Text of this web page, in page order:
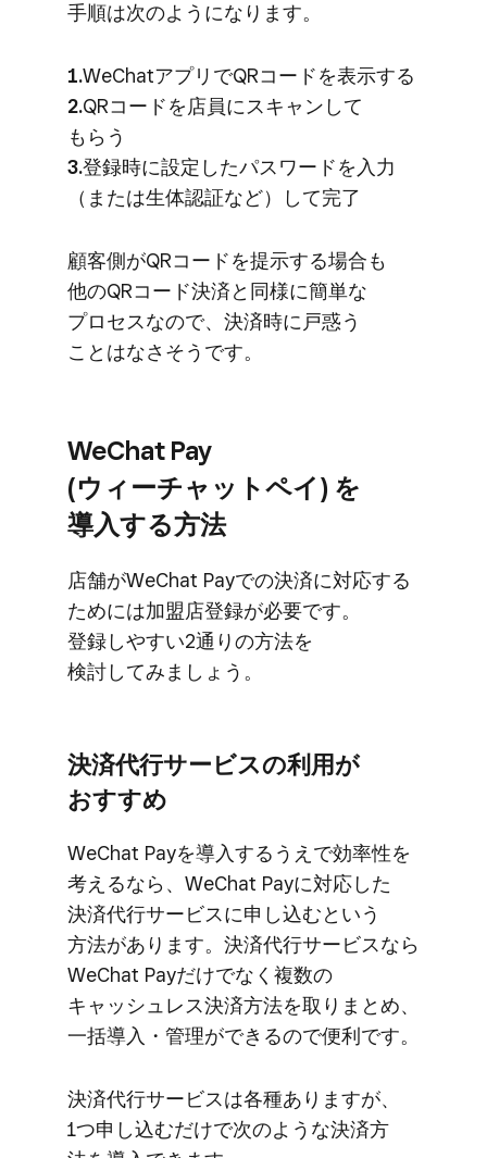
手順は​次のようになります。
1.WeChatアプリで​QRコードを​表示する
2.QRコードを​店員に​スキャンして​
もらう
3.登録時に​設定した​パスワードを​入力​
（または​生体認証など）して​完了
顧客側が​QRコードを​提示する​場合も​
他の​QRコード決済と​同様に​簡単な​
プロセスなので、​決済時に​戸惑う​
ことはなさそうです。
WeChat Pay
(ウィーチャットペイ) を​
導入する​方​法
店舗が​WeChat Payでの​決済に​対応する​
ためには​加盟店登録が​必要です。​
登録しやすい​2通りの​方法を​
検討してみましょう。
決済代行サービスの​利用が​
おすすめ
WeChat Payを​導入する​うえで​効率性を​
考えるなら、​WeChat Payに​対応した​
決済代行サービスに​申し込むと​いう​
方法が​あります。​決済代行サービスなら​
WeChat Payだけでなく​複数の​
キャッシュレス決済方​法を​取りまとめ、​
一括導入・管理が​できるので​便利です。
決済代行サービスは​各種ありますが、​
1つ申し込むだけで​次のような​決済方​